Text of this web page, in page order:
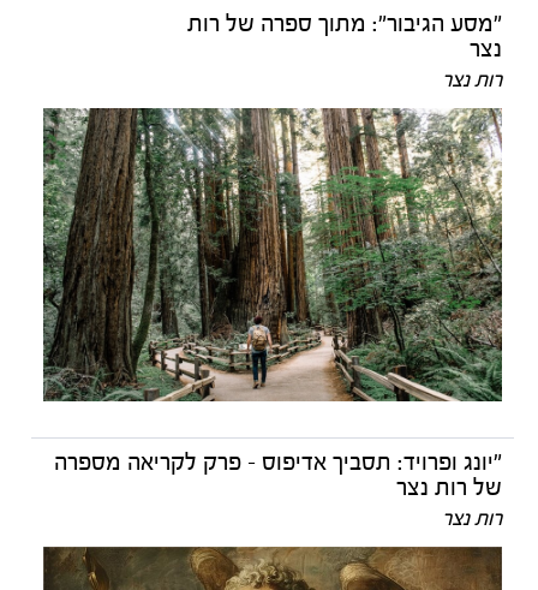
"מסע הגיבור": מתוך ספרה של רות
נצר
רות נצר
"יונג ופרויד: תסביך אדיפוס - פרק לקריאה מספרה
של רות נצר
רות נצר